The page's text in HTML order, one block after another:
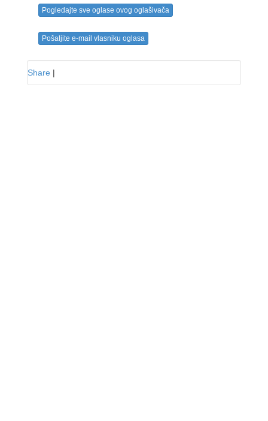
Pogledajte sve oglase ovog oglašivača
Pošaljite e-mail vlasniku oglasa
Share |